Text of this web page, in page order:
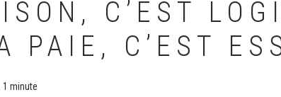
C’EST
PAIE, C’EST
1 minute